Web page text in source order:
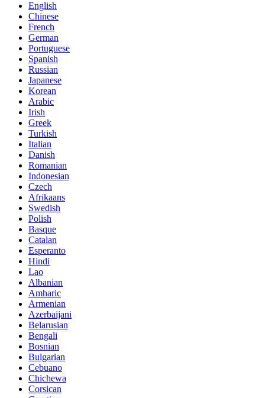
English
Chinese
French
German
Portuguese
Spanish
Russian
Japanese
Korean
Arabic
Irish
Greek
Turkish
Italian
Danish
Romanian
Indonesian
Czech
Afrikaans
Swedish
Polish
Basque
Catalan
Esperanto
Hindi
Lao
Albanian
Amharic
Armenian
Azerbaijani
Belarusian
Bengali
Bosnian
Bulgarian
Cebuano
Chichewa
Corsican